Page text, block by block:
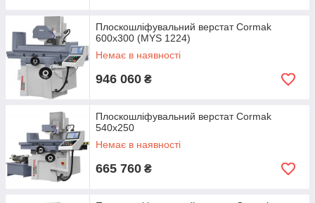
Плоскошліфувальний верстат Cormak
600x300 (MYS 1224)
Немає в наявності
946 060 ₴
Плоскошліфувальний верстат Cormak
540х250
Немає в наявності
665 760 ₴